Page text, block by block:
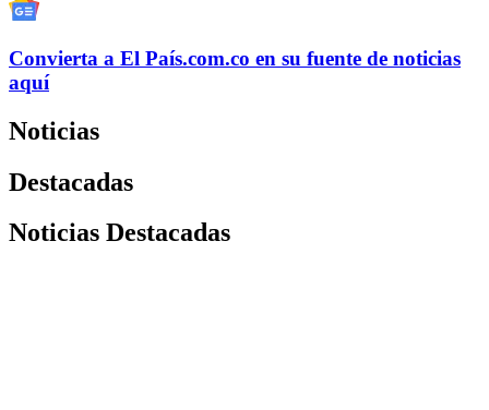
Convierta a El País.com.co en su fuente de noticias
aquí
Noticias
Destacadas
Noticias Destacadas